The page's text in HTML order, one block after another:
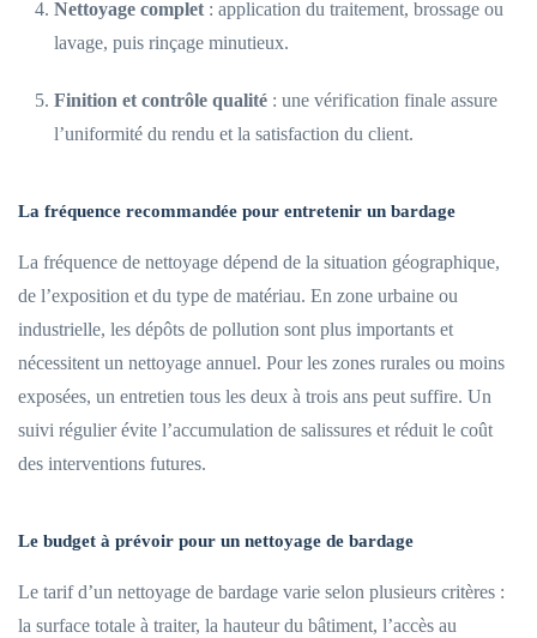
Nettoyage complet : application du traitement, brossage ou
lavage, puis rinçage minutieux.
Finition et contrôle qualité : une vérification finale assure
l’uniformité du rendu et la satisfaction du client.
La fréquence recommandée pour entretenir un bardage
La fréquence de nettoyage dépend de la situation géographique,
de l’exposition et du type de matériau. En zone urbaine ou
industrielle, les dépôts de pollution sont plus importants et
nécessitent un nettoyage annuel. Pour les zones rurales ou moins
exposées, un entretien tous les deux à trois ans peut suffire. Un
suivi régulier évite l’accumulation de salissures et réduit le coût
des interventions futures.
Le budget à prévoir pour un nettoyage de bardage
Le tarif d’un nettoyage de bardage varie selon plusieurs critères :
la surface totale à traiter, la hauteur du bâtiment, l’accès au